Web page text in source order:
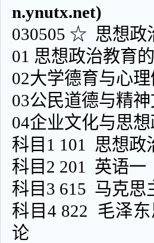
n.ynutx.net)
030505 ☆ 思想政
01 思想政治教育
02大学德育与心
03公民道德与精
04企业文化与思
科目1 101 思想政
科目2 201 英语一
科目3 615 马克思
科目4 822 毛泽
论